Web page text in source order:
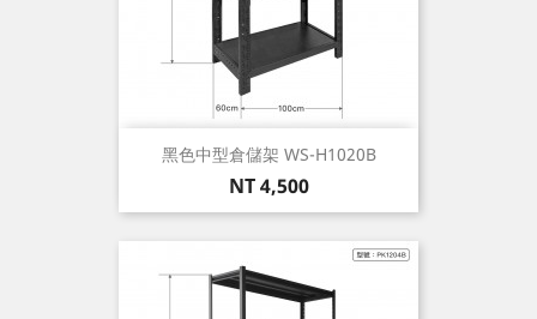
黑色中型倉儲架 WS-H1020B
價
格
NT 4,500